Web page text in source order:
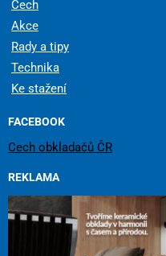
Cech
Akce
Rady a tipy
Technika
Ke stažení
FACEBOOK
Cech obkladačů ČR
REKLAMA